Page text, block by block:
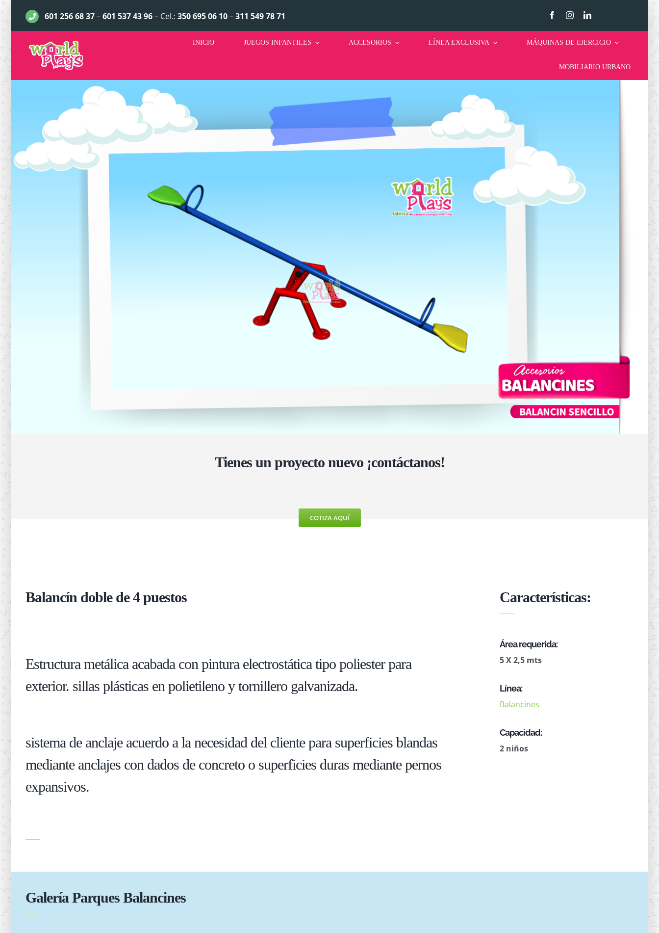
Saltar
al
contenido
601 256 68 37–601 537 43 96– Cel.: 350 695 06 10–311 549 78 71
INICIO JUEGOS INFANTILES ACCESORIOS LÍNEA EXCLUSIVA MÁQUINAS DE EJERCICIO
MOBILIARIO URBANO
Tienes un proyecto nuevo ¡contáctanos!
COTIZA AQUÍ
Balancín doblede 4 puestos
Estructura metálica acabada con pintura electrostática tipo poliester para
exterior. sillas plásticas en polietileno y tornillero galvanizada.
sistema de anclaje acuerdo a la necesidad del cliente para superficies blandas
mediante anclajes con dados de concreto o superficies duras mediante pernos
expansivos.
Características:
Área requerida:
5 X 2,5 mts
Línea:
Balancines
Capacidad:
2 niños
Galería Parques Balancines